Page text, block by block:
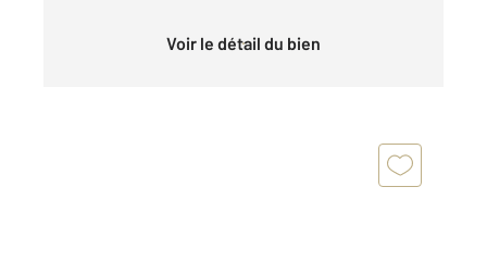
Voir le détail du bien